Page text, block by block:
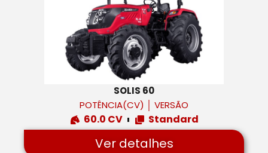
SOLIS 60
POTÊNCIA(CV)
VERSÃO
60.0 CV Standard
Ver detalhes